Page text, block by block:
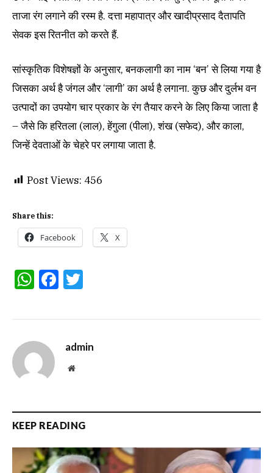
ताजा रंग लगाने की रस्म है. दत्ता महापात्र और खादीप्रसाद दैतापति
सेवक इस रितनीत को करते हैं.
सांस्कृतिक विशेषज्ञों के अनुसार, बनकलागी का नाम ‘बन’ से लिया गया है
जिसका अर्थ है जंगल और ‘लागी’ का अर्थ है लगाना. कुछ और दुर्लभ वन
उत्पादों का उपयोग चार प्रकार के रंग तैयार करने के लिए किया जाता है
– जैसे कि हरितला (लाल), हेंगुला (पीला), शंख (सफेद), और काला,
जिन्हें देवताओं के चेहरे पर लगाया जाता है.
Post Views: 456
Share this:
Facebook X
WhatsApp
Facebook
admin
Website
KEEP READING